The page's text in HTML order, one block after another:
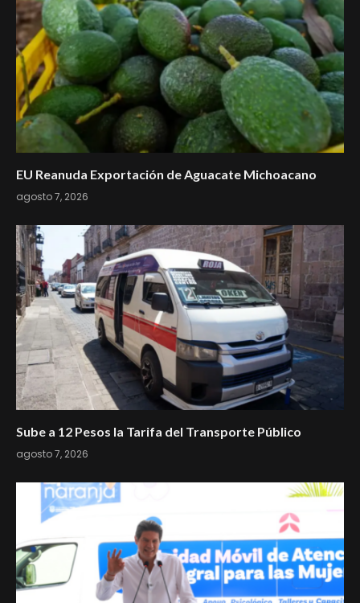
EU Reanuda Exportación de Aguacate Michoacano
agosto 7, 2026
Sube a 12 Pesos la Tarifa del Transporte Público
agosto 7, 2026